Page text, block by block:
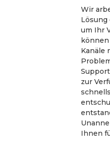
Wir
um Ihr
Kanäle
zur
Ihnen